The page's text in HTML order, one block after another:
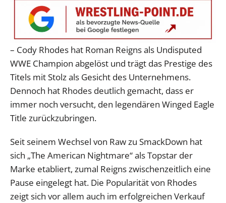
– Cody Rhodes hat Roman Reigns als Undisputed
WWE Champion abgelöst und trägt das Prestige des
Titels mit Stolz als Gesicht des Unternehmens.
Dennoch hat Rhodes deutlich gemacht, dass er
immer noch versucht, den legendären Winged Eagle
Title zurückzubringen.
Seit seinem Wechsel von Raw zu SmackDown hat
sich „The American Nightmare“ als Topstar der
Marke etabliert, zumal Reigns zwischenzeitlich eine
Pause eingelegt hat. Die Popularität von Rhodes
zeigt sich vor allem auch im erfolgreichen Verkauf